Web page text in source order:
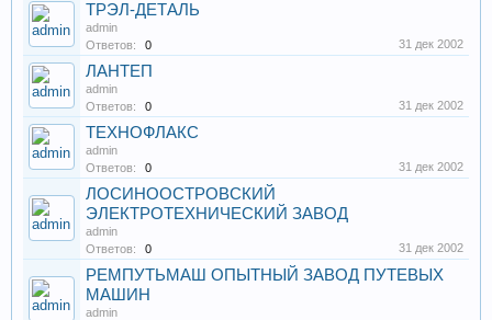
ТРЭЛ-ДЕТАЛЬ
admin
Ответов:
0 31 дек 2002
ЛАНТЕП
admin
Ответов:
0 31 дек 2002
ТЕХНОФЛАКС
admin
Ответов:
0 31 дек 2002
ЛОСИНООСТРОВСКИЙ
ЭЛЕКТРОТЕХНИЧЕСКИЙ ЗАВОД
admin
Ответов:
0 31 дек 2002
РЕМПУТЬМАШ ОПЫТНЫЙ ЗАВОД ПУТЕВЫХ
МАШИН
admin